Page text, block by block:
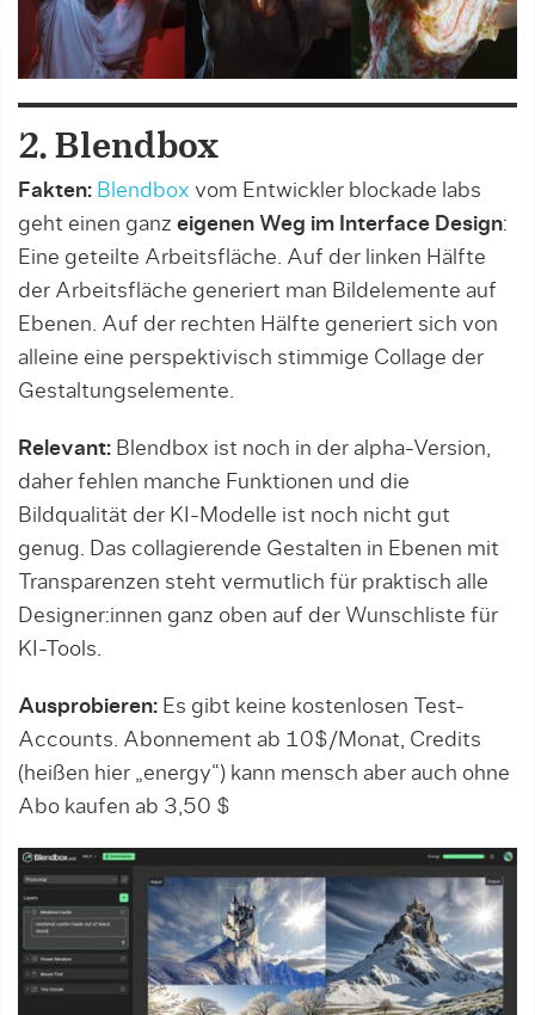
2. Blendbox
Fakten: Blendbox vom Entwickler blockade labs
geht einen ganz eigenen Weg im Interface Design:
Eine geteilte Arbeitsfläche. Auf der linken Hälfte
der Arbeitsfläche generiert man Bildelemente auf
Ebenen. Auf der rechten Hälfte generiert sich von
alleine eine perspektivisch stimmige Collage der
Gestaltungselemente.
Relevant: Blendbox ist noch in der alpha-Version,
daher fehlen manche Funktionen und die
Bildqualität der KI-Modelle ist noch nicht gut
genug. Das collagierende Gestalten in Ebenen mit
Transparenzen steht vermutlich für praktisch alle
Designer:innen ganz oben auf der Wunschliste für
KI-Tools.
Ausprobieren: Es gibt keine kostenlosen Test-
Accounts. Abonnement ab 10$/Monat, Credits
(heißen hier „energy“) kann mensch aber auch ohne
Abo kaufen ab 3,50 $